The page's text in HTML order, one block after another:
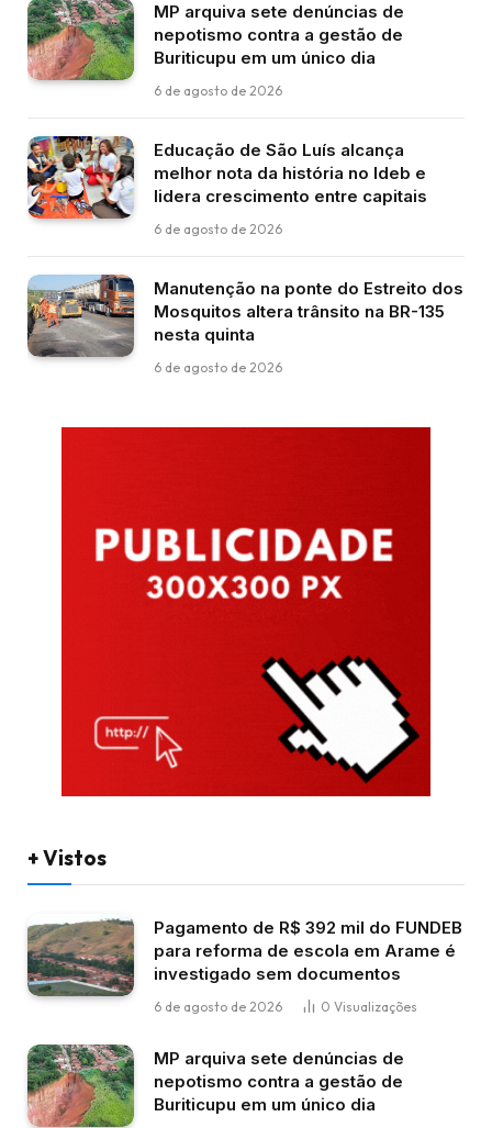
MP arquiva sete denúncias de
nepotismo contra a gestão de
Buriticupu em um único dia
6 de agosto de 2026
Educação de São Luís alcança
melhor nota da história no Ideb e
lidera crescimento entre capitais
6 de agosto de 2026
Manutenção na ponte do Estreito dos
Mosquitos altera trânsito na BR-135
nesta quinta
6 de agosto de 2026
+ Vistos
Pagamento de R$ 392 mil do FUNDEB
para reforma de escola em Arame é
investigado sem documentos
6 de agosto de 2026 0 Visualizações
MP arquiva sete denúncias de
nepotismo contra a gestão de
Buriticupu em um único dia